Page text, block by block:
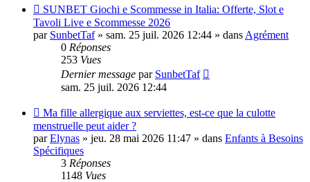
Nouveau
message
SUNBET Giochi e Scommesse in Italia: Offerte, Slot e
Tavoli Live e Scommesse 2026
par SunbetTaf» sam. 25 juil. 2026 12:44 » dans Agrément
0 Réponses
253 Vues
Dernier message par SunbetTaf
sam. 25 juil. 2026 12:44
Nouveau
message
Ma fille allergique aux serviettes, est-ce que la culotte
menstruelle peut aider ?
parElynas » jeu. 28 mai 2026 11:47 » dans Enfants à Besoins
Spécifiques
3 Réponses
1148 Vues